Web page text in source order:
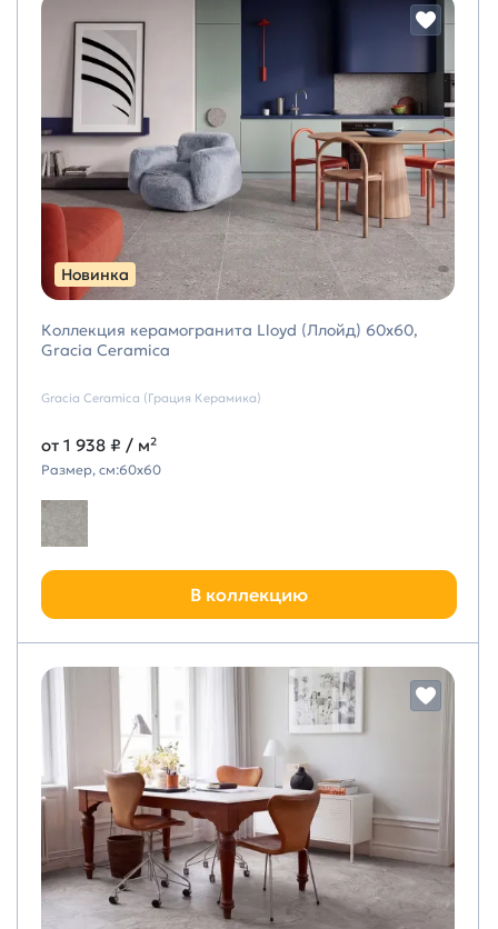
Новинка
Коллекция керамогранита Lloyd (Ллойд) 60х60,
Gracia Ceramica
Gracia Ceramica (Грация Керамика)
от 1 938 ₽ / м²
Размер, см:60х60
В коллекцию